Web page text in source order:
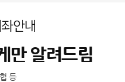
안내
만 알려드림
등